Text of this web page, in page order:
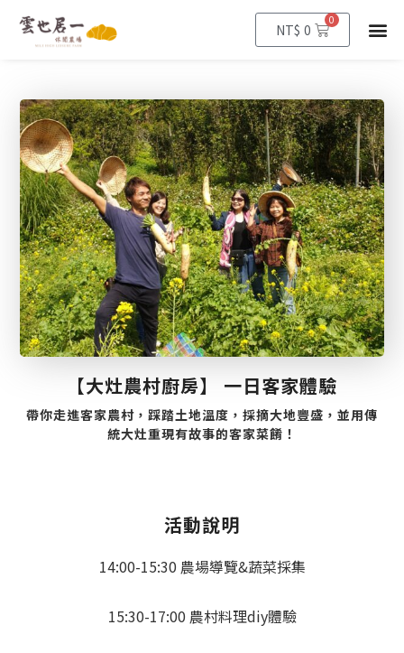
NT$ 0
0
購
物
籃
選
【大灶農村廚房】 一日客家體驗
帶你走進客家農村，踩踏土地溫度，採摘大地豐盛，並用傳
統大灶重現有故事的客家菜餚！
活動說明
14:00-15:30 農場導覽&蔬菜採集
15:30-17:00 農村料理diy體驗